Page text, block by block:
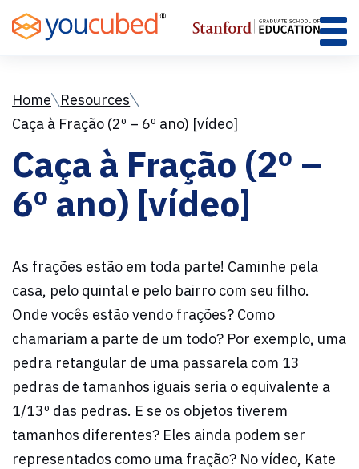
to
Content
Home
Resources
Caça à Fração (2º – 6º ano) [vídeo]
Caça à Fração (2º –
6º ano) [vídeo]
As frações estão em toda parte! Caminhe pela
casa, pelo quintal e pelo bairro com seu filho.
Onde vocês estão vendo frações? Como
chamariam a parte de um todo? Por exemplo, uma
pedra retangular de uma passarela com 13
pedras de tamanhos iguais seria o equivalente a
1/13º das pedras. E se os objetos tiverem
tamanhos diferentes? Eles ainda podem ser
representados como uma fração? No vídeo, Kate